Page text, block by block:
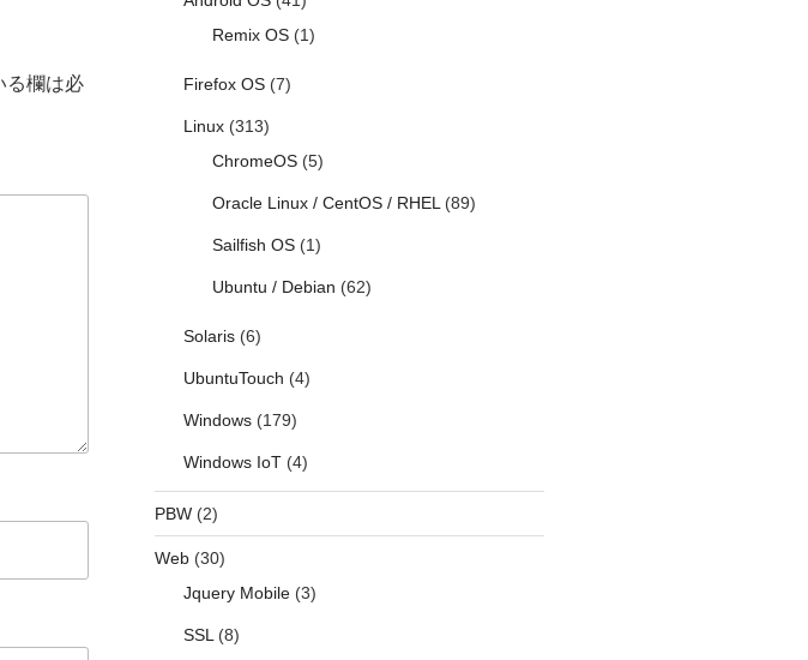
る欄は必
Remix OS(1)
Firefox OS(7)
Linux(313)
ChromeOS(5)
Oracle Linux / CentOS / RHEL(89)
Sailfish OS(1)
Ubuntu / Debian (62)
Solaris(6)
UbuntuTouch (4)
Windows(179)
Windows IoT(4)
PBW(2)
Web(30)
Jquery Mobile(3)
SSL(8)